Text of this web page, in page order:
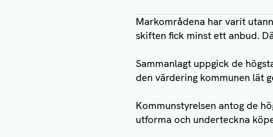
Markområdena har varit
skiften fick minst ett anbud.
Sammanlagt uppgick de
den värdering kommunen lät
Kommunstyrelsen antog de
utforma och underteckna